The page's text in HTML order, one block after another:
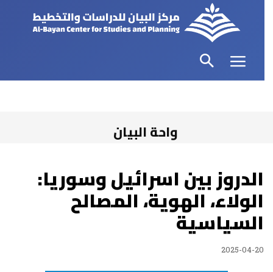
واحة البيان
الدروز بين اسرائيل وسوريا:
الولاء، الهوية، المصالح
السياسية
2025-04-20